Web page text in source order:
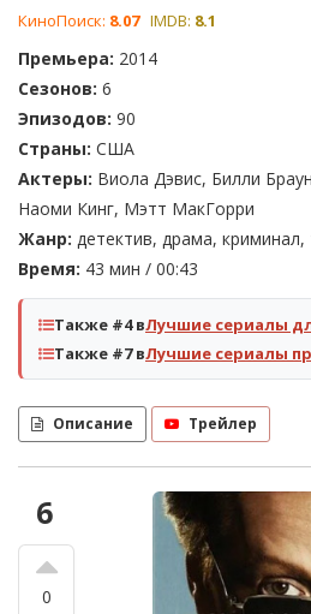
КиноПоиск: 8.07 IMDB: 8.1
Премьера: 2014
Сезонов: 6
Эпизодов: 90
Страны: США
Актеры: Виола Дэвис, Билли
Наоми Кинг, Мэтт МакГорри
Жанр: детектив, драма, криминал,
Время: 43 мин / 00:43
Также #4 вЛучшие сериалы
Также #7 вЛучшие сериалы
Описание Трейлер
6
0